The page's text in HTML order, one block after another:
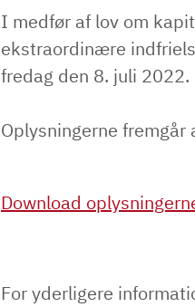
I medfør af lov om
ekstraordinære
fredag den 8. juli 2022.
Oplysningerne
Download
For yderligere